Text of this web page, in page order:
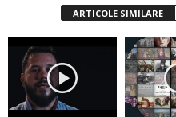
ARTICOLE SIMILARE